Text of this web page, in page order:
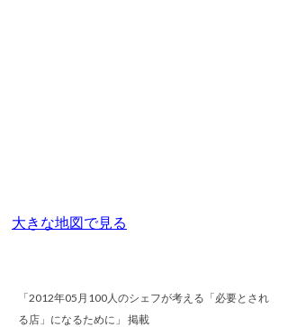
大きな地図で見る
「2012年05月100人のシェフが考える「必要とされ
る店」になるために」 掲載